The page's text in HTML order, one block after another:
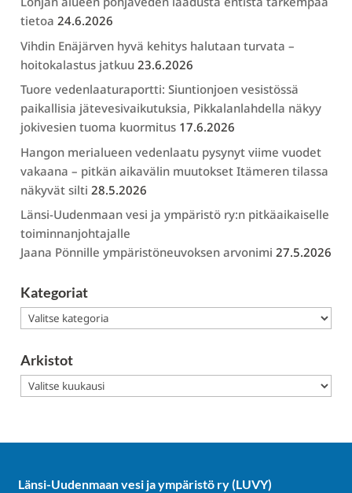
tietoa 24.6.2026
Vihdin Enäjärven hyvä kehitys halutaan turvata –
hoitokalastus jatkuu 23.6.2026
Tuore vedenlaaturaportti: Siuntionjoen vesistössä
paikallisia jätevesivaikutuksia, Pikkalanlahdella näkyy
jokivesien tuoma kuormitus 17.6.2026
Hangon merialueen vedenlaatu pysynyt viime vuodet
vakaana – pitkän aikavälin muutokset Itämeren tilassa
näkyvät silti 28.5.2026
Länsi-Uudenmaan vesi ja ympäristö ry:n pitkäaikaiselle
toiminnanjohtajalle
Jaana Pönnille ympäristöneuvoksen arvonimi 27.5.2026
Kategoriat
Kategoriat
Arkistot
Arkistot
Länsi-Uudenmaan vesi ja ympäristö ry (LUVY)